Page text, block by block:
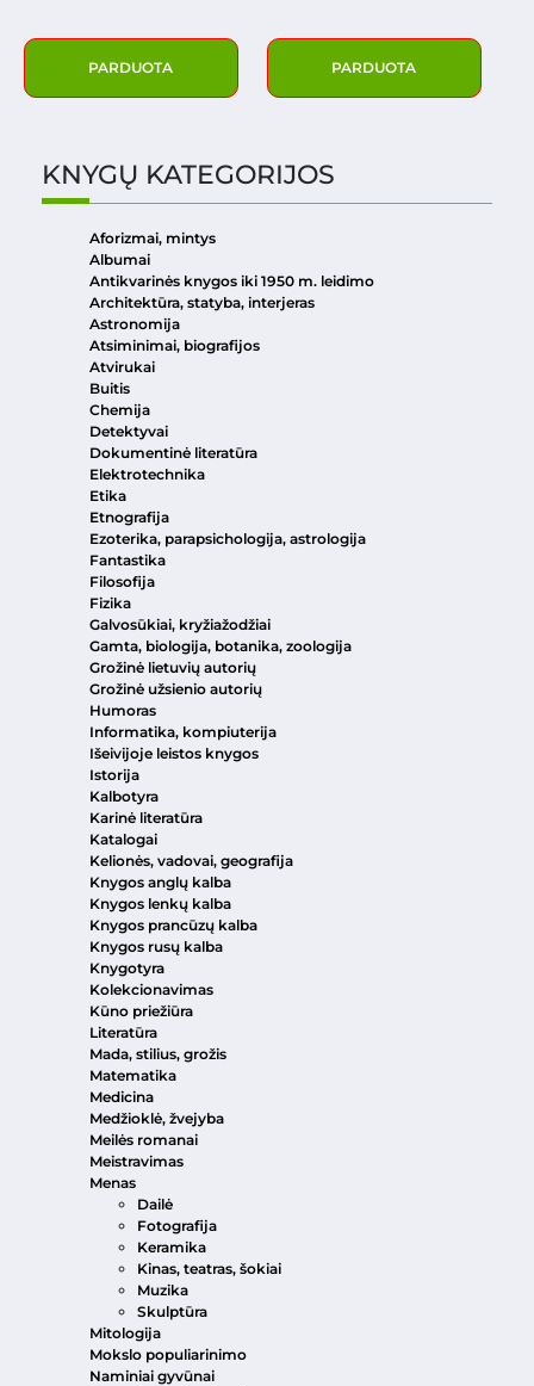
PARDUOTA PARDUOTA
KNYGŲ KATEGORIJOS
Aforizmai, mintys
Albumai
Antikvarinės knygos iki 1950 m. leidimo
Architektūra, statyba, interjeras
Astronomija
Atsiminimai, biografijos
Atvirukai
Buitis
Chemija
Detektyvai
Dokumentinė literatūra
Elektrotechnika
Etika
Etnografija
Ezoterika, parapsichologija, astrologija
Fantastika
Filosofija
Fizika
Galvosūkiai, kryžiažodžiai
Gamta, biologija, botanika, zoologija
Grožinė lietuvių autorių
Grožinė užsienio autorių
Humoras
Informatika, kompiuterija
Išeivijoje leistos knygos
Istorija
Kalbotyra
Karinė literatūra
Katalogai
Kelionės, vadovai, geografija
Knygos anglų kalba
Knygos lenkų kalba
Knygos prancūzų kalba
Knygos rusų kalba
Knygotyra
Kolekcionavimas
Kūno priežiūra
Literatūra
Mada, stilius, grožis
Matematika
Medicina
Medžioklė, žvejyba
Meilės romanai
Meistravimas
Menas
Dailė
Fotografija
Keramika
Kinas, teatras, šokiai
Muzika
Skulptūra
Mitologija
Mokslo populiarinimo
Naminiai gyvūnai